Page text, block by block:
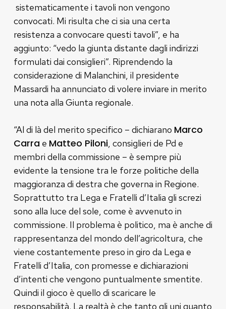
sistematicamente i tavoli non vengono
convocati. Mi risulta che ci sia una certa
resistenza a convocare questi tavoli”, e ha
aggiunto: “vedo la giunta distante dagli indirizzi
formulati dai consiglieri”. Riprendendo la
considerazione di Malanchini, il presidente
Massardi ha annunciato di volere inviare in merito
una nota alla Giunta regionale.
“Al di là del merito specifico – dichiarano Marco
Carrae Matteo Piloni, consiglieri de Pd e
membri della commissione – è sempre più
evidente la tensione tra le forze politiche della
maggioranza di destra che governa in Regione.
Soprattutto tra Lega e Fratelli d’Italia gli screzi
sono alla luce del sole, come è avvenuto in
commissione. Il problema è politico, ma è anche di
rappresentanza del mondo dell’agricoltura, che
viene costantemente preso in giro da Lega e
Fratelli d’Italia, con promesse e dichiarazioni
d’intenti che vengono puntualmente smentite.
Quindi il gioco è quello di scaricare le
responsabilità. La realtà è che tanto gli uni quanto